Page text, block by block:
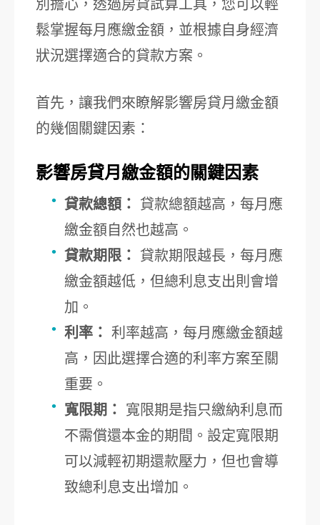
別擔心，透過房貸試算工具，您可以輕
鬆掌握每月應繳金額，並根據自身經濟
狀況選擇適合的貸款方案。
首先，讓我們來瞭解影響房貸月繳金額
的幾個關鍵因素：
影響房貸月繳金額的關鍵因素
貸款總額：
貸款總額越高，每月應
繳金額自然也越高。
貸款期限：
貸款期限越長，每月應
繳金額越低，但總利息支出則會增
加。
利率： 利率越高，每月應繳金額越
高，因此選擇合適的利率方案至關
重要。
寬限期：
寬限期是指只繳納利息而
不需償還本金的期間。設定寬限期
可以減輕初期還款壓力，但也會導
致總利息支出增加。